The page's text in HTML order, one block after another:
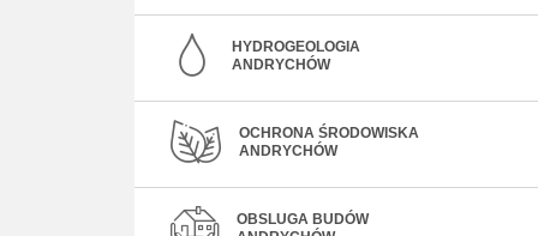
HYDROGEOLOGIA
ANDRYCHÓW
OCHRONA ŚRODOWISKA
ANDRYCHÓW
OBSLUGA BUDÓW